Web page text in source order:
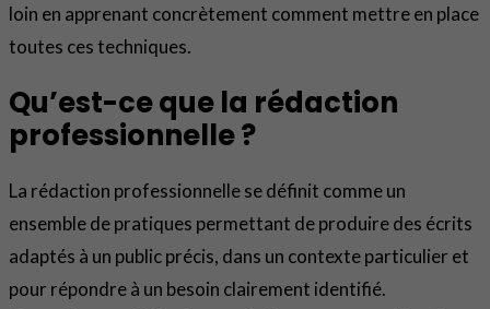
loin en apprenant concrètement comment mettre en place
toutes ces techniques.
Qu’est-ce que la rédaction
professionnelle ?
La rédaction professionnelle se définit comme un
ensemble de pratiques permettant de produire des écrits
adaptés à un public précis, dans un contexte particulier et
pour répondre à un besoin clairement identifié.